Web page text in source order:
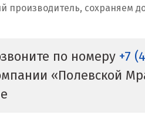
производитель, сохраняем
по номеру +7
«Полевской